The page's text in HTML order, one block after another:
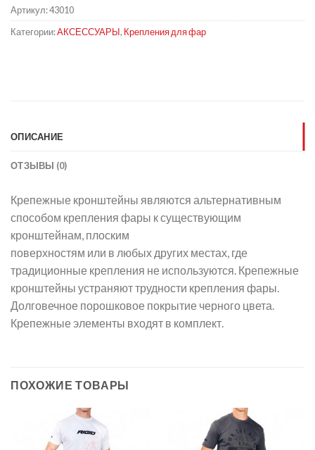
Артикул:43010
Категории:АКСЕССУАРЫ, Крепления для фар
ОПИСАНИЕ
ОТЗЫВЫ (0)
Крепежные кронштейны являются альтернативным
способом крепления фары к существующим
кронштейнам, плоским
поверхностям или в любых других местах, где
традиционные крепления не используются. Крепежные
кронштейны устраняют трудности крепления фары.
Долговечное порошковое покрытие черного цвета.
Крепежные элементы входят в комплект.
ПОХОЖИЕ ТОВАРЫ